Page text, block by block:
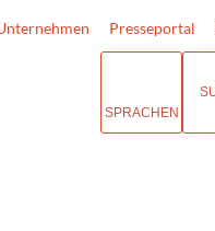
Presseportal
SPRACHEN